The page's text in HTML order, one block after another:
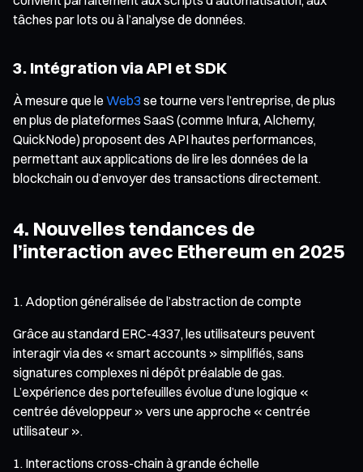
tâches par lots ou à l’analyse de données.
3. Intégration via API et SDK
À mesure que le Web3 se tourne vers l’entreprise, de plus
en plus de plateformes SaaS (comme Infura, Alchemy,
QuickNode) proposent des API hautes performances,
permettant aux applications de lire les données de la
blockchain ou d’envoyer des transactions directement.
4. Nouvelles tendances de
l’interaction avec Ethereum en 2025
Adoption généralisée de l’abstraction de compte
Grâce au standard ERC-4337, les utilisateurs peuvent
interagir via des « smart accounts » simplifiés, sans
signatures complexes ni dépôt préalable de gas.
L’expérience des portefeuilles évolue d’une logique «
centrée développeur » vers une approche « centrée
utilisateur ».
Interactions cross-chain à grande échelle